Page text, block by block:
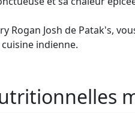
Rogan Josh de Patak's,
indienne.